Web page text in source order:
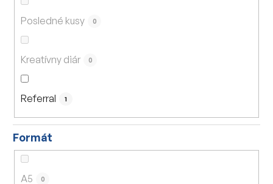
Posledné kusy 0
Kreatívny diár 0
Referral 1
Formát
A5 0